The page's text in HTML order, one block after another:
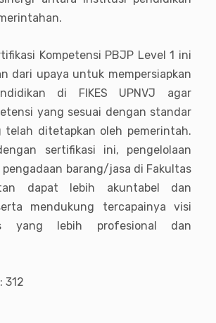
Kompetensi PBJP Level 1 ini
dari upaya untuk mempersiapkan
di FIKES UPNVJ agar
yang sesuai dengan standar
telah ditetapkan oleh pemerintah.
sertifikasi ini, pengelolaan
barang/jasa di Fakultas
dapat lebih akuntabel dan
mendukung tercapainya visi
yang lebih profesional dan
312